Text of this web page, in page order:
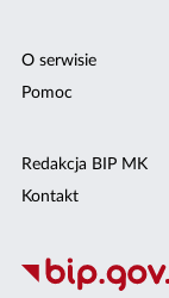
O serwisie
Pomoc
Redakcja BIP MK
Kontakt